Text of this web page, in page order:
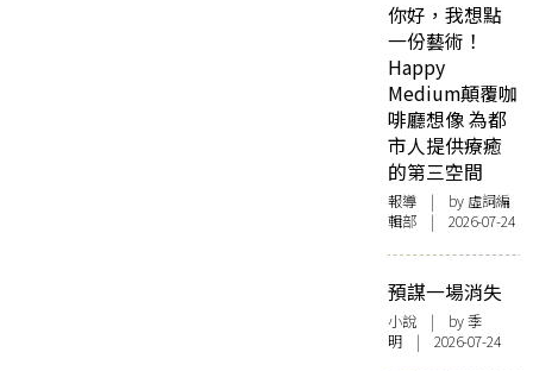
你好，我想點
一份藝術！
Happy
Medium顛覆咖
啡廳想像 為都
市人提供療癒
的第三空間
報導 | by 虛詞編
輯部 | 2026-07-24
預謀一場消失
小說 | by 季
明 | 2026-07-24